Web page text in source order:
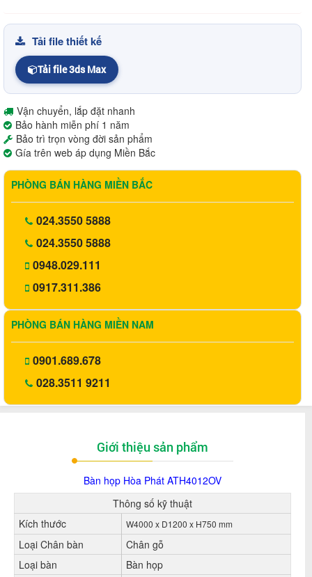
Tải file thiết kế
Tải file 3ds Max
Vận chuyển, lắp đặt nhanh
Bảo hành miễn phí 1 năm
Bảo trì trọn vòng đời sản phẩm
Gía trên web áp dụng Miền Bắc
PHÒNG BÁN HÀNG MIỀN BẮC
024.3550 5888
024.3550 5888
0948.029.111
0917.311.386
PHÒNG BÁN HÀNG MIỀN NAM
0901.689.678
028.3511 9211
Giới thiệu sản phẩm
Bàn họp Hòa Phát ATH4012OV
Thông số kỹ thuật
Kích thước
W4000 x D1200 x H750 mm
Loại Chân bàn
Chân gỗ
Loại bàn
Bàn họp